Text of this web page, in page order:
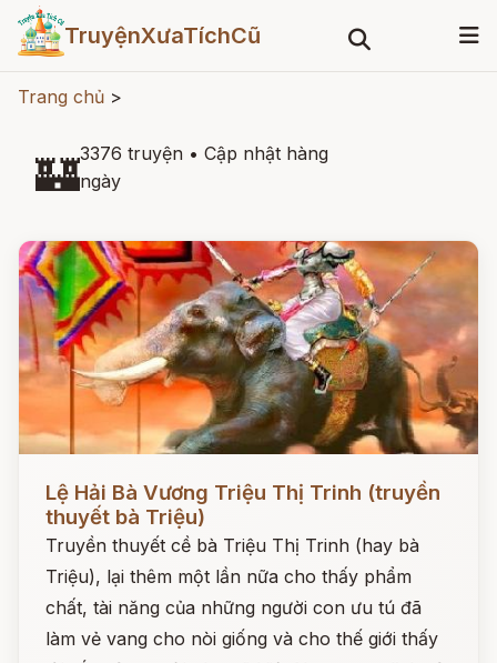
TruyệnXưaTíchCũ
Trang chủ >
🏰3376 truyện • Cập nhật hàng
ngày
Lệ Hải Bà Vương Triệu Thị Trinh (truyền
thuyết bà Triệu)
Truyền thuyết cề bà Triệu Thị Trinh (hay bà
Triệu), lại thêm một lần nữa cho thấy phẩm
chất, tài năng của những người con ưu tú đã
làm vẻ vang cho nòi giống và cho thế giới thấy